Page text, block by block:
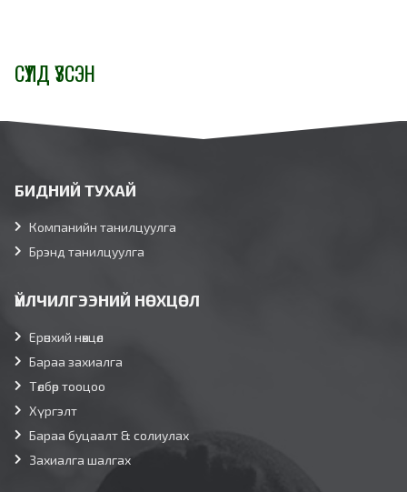
СҮҮЛД ҮЗСЭН
БИДНИЙ ТУХАЙ
Компанийн танилцуулга
Брэнд танилцуулга
ҮЙЛЧИЛГЭЭНИЙ НӨХЦӨЛ
Ерөнхий нөхцөл
Бараа захиалга
Төлбөр тооцоо
Хүргэлт
Бараа буцаалт & солиулах
Захиалга шалгах